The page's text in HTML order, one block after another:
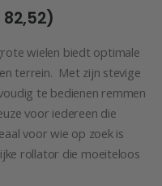
82,52)
wielen biedt optimale
terrein. Met zijn stevige
te bedienen remmen
voor iedereen die
voor wie op zoek is
rollator die moeiteloos